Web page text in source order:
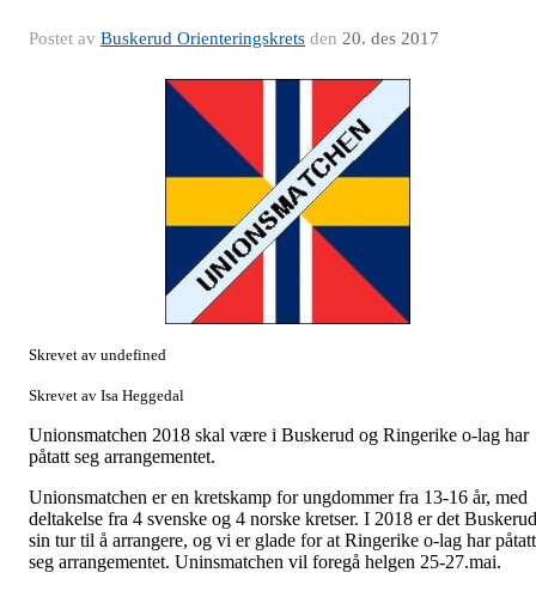
Postet av Buskerud Orienteringskrets den 20. des 2017
Skrevet av undefined
Skrevet av Isa Heggedal
Unionsmatchen 2018 skal være i Buskerud og Ringerike o-lag har
påtatt seg arrangementet.
Unionsmatchen er en kretskamp for ungdommer fra 13-16 år, med
deltakelse fra 4 svenske og 4 norske kretser. I 2018 er det Buskerud
sin tur til å arrangere, og vi er glade for at Ringerike o-lag har påtatt
seg arrangementet. Uninsmatchen vil foregå helgen 25-27.mai.